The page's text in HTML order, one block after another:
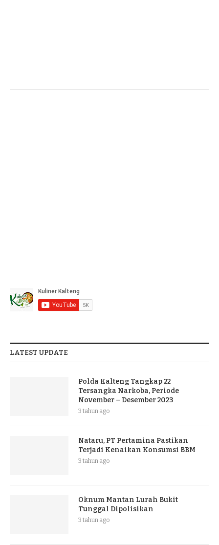
LATEST UPDATE
Polda Kalteng Tangkap 22
Tersangka Narkoba, Periode
November – Desember 2023
3 tahun ago
Nataru, PT Pertamina Pastikan
Terjadi Kenaikan Konsumsi BBM
3 tahun ago
Oknum Mantan Lurah Bukit
Tunggal Dipolisikan
3 tahun ago